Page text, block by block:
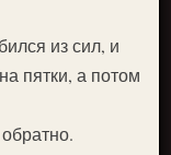
из сил, и
пятки, а потом